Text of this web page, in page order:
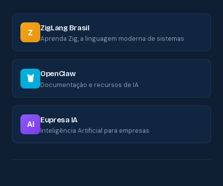
Z ZigLang Brasil
Aprenda Zig, a linguagem moderna de sistemas
🦞 OpenClaw
Documentação e recursos de IA
AI Eupresa IA
Inteligência Artificial para empresas